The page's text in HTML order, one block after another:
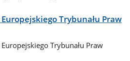
Trybunału Praw
Trybunału Praw